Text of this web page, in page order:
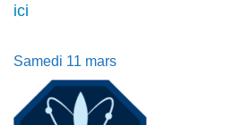
ici
Samedi 11 mars